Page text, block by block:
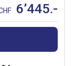
6’445.-